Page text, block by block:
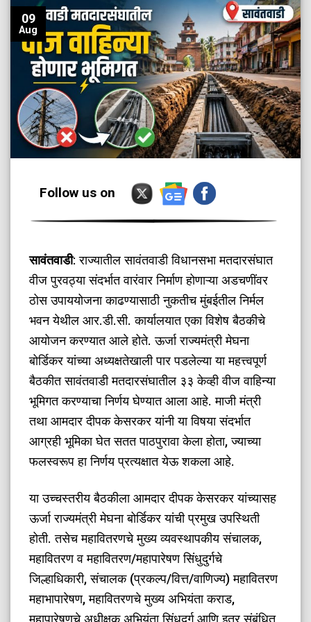
09
Aug
Follow us on
सावंतवाडी: राज्यातील सावंतवाडी विधानसभा मतदारसंघात
वीज पुरवठ्या संदर्भात वारंवार निर्माण होणाऱ्या अडचणींवर
ठोस उपाययोजना काढण्यासाठी नुकतीच मुंबईतील निर्मल
भवन येथील आर.डी.सी. कार्यालयात एका विशेष बैठकीचे
आयोजन करण्यात आले होते. ऊर्जा राज्यमंत्री मेघना
बोर्डिकर यांच्या अध्यक्षतेखाली पार पडलेल्या या महत्त्वपूर्ण
बैठकीत सावंतवाडी मतदारसंघातील ३३ केव्ही वीज वाहिन्या
भूमिगत करण्याचा निर्णय घेण्यात आला आहे. माजी मंत्री
तथा आमदार दीपक केसरकर यांनी या विषया संदर्भात
आग्रही भूमिका घेत सतत पाठपुरावा केला होता, ज्याच्या
फलस्वरूप हा निर्णय प्रत्यक्षात येऊ शकला आहे.
​या उच्चस्तरीय बैठकीला आमदार दीपक केसरकर यांच्यासह
ऊर्जा राज्यमंत्री मेघना बोर्डिकर यांची प्रमुख उपस्थिती
होती. तसेच महावितरणचे मुख्य व्यवस्थापकीय संचालक,
महावितरण व महावितरण/महापारेषण सिंधुदुर्गचे
जिल्हाधिकारी, संचालक (प्रकल्प/वित्त/वाणिज्य) महावितरण
महाभापारेषण, महावितरणचे मुख्य अभियंता कराड,
महापारेषणचे अधीक्षक अभियंता सिंधुदुर्ग आणि इतर संबंधित